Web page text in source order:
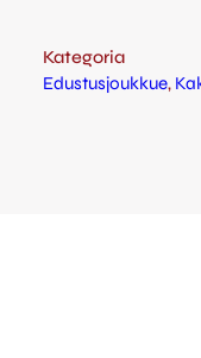
Kategoria
Edustusjoukkue,